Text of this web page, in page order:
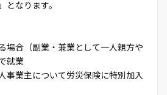
となります。
場合（副業・兼業として一人親方や
就業
事業主について労災保険に特別加入